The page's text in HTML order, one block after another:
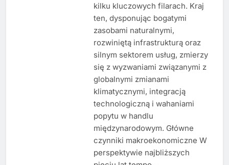
kilku kluczowych filarach. Kraj
ten, dysponując bogatymi
zasobami naturalnymi,
rozwiniętą infrastrukturą oraz
silnym sektorem usług, zmierzy
się z wyzwaniami związanymi z
globalnymi zmianami
klimatycznymi, integracją
technologiczną i wahaniami
popytu w handlu
międzynarodowym. Główne
czynniki makroekonomiczne W
perspektywie najbliższych